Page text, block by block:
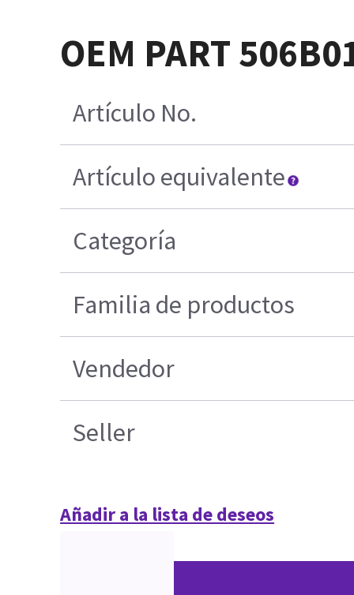
OEM PART
Artículo No.
Artículo equivalente
Categoría
Familia de productos
Vendedor
Seller
Añadir a la lista de deseos